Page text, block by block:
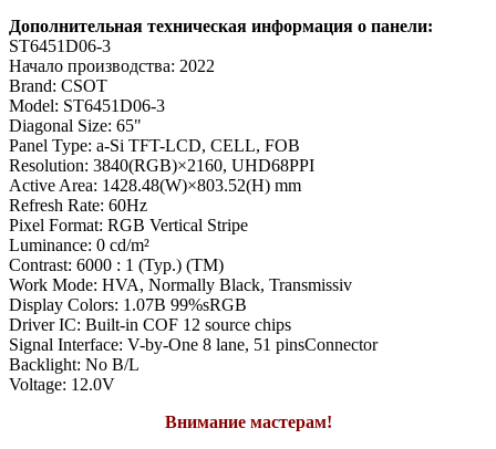
Дополнительная техническая информация о панели:
ST6451D06-3
Начало производства: 2022
Brand: CSOT
Model: ST6451D06-3
Diagonal Size: 65"
Panel Type: a-Si TFT-LCD, CELL, FOB
Resolution: 3840(RGB)×2160, UHD68PPI
Active Area: 1428.48(W)×803.52(H) mm
Refresh Rate: 60Hz
Pixel Format: RGB Vertical Stripe
Luminance: 0 cd/m²
Contrast: 6000 : 1 (Typ.) (TM)
Work Mode: HVA, Normally Black, Transmissiv
Display Colors: 1.07B 99%sRGB
Driver IC: Built-in COF 12 source chips
Signal Interface: V-by-One 8 lane, 51 pinsConnector
Backlight: No B/L
Voltage: 12.0V
Внимание мастерам!